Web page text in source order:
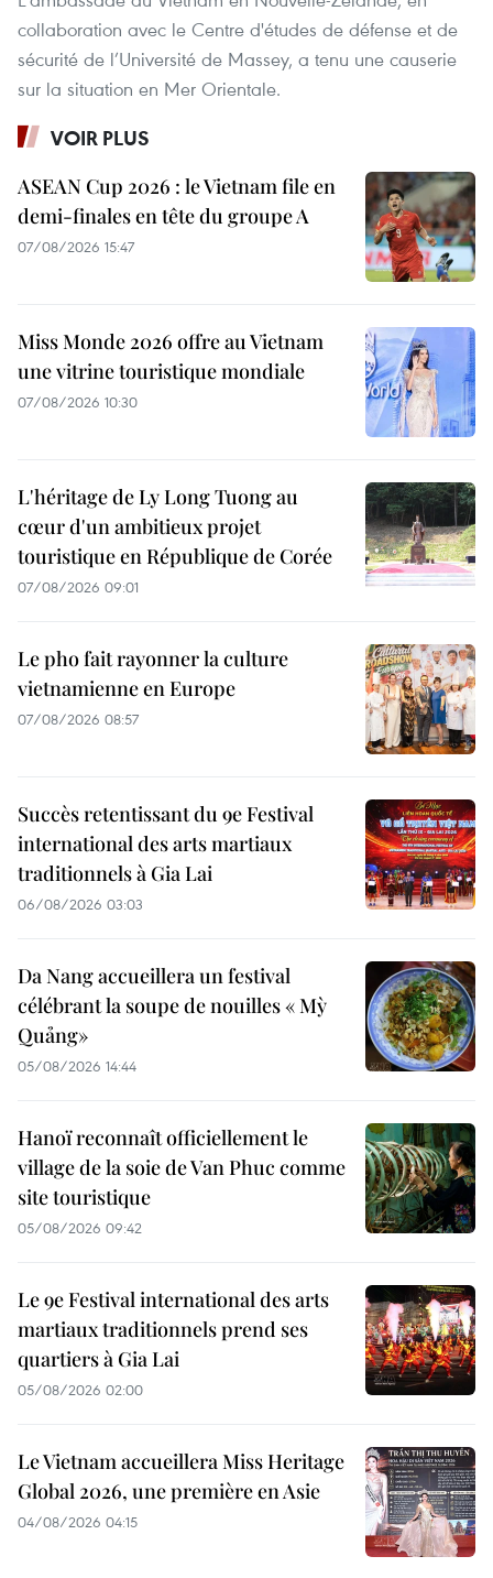
collaboration avec le Centre d'études de défense et de
sécurité de l’Université de Massey, a tenu une causerie
sur la situation en Mer Orientale.
VOIR PLUS
ASEAN Cup 2026 : le Vietnam file en
demi-finales en tête du groupe A
07/08/2026 15:47
Miss Monde 2026 offre au Vietnam
une vitrine touristique mondiale
07/08/2026 10:30
L'héritage de Ly Long Tuong au
cœur d'un ambitieux projet
touristique en République de Corée
07/08/2026 09:01
Le pho fait rayonner la culture
vietnamienne en Europe
07/08/2026 08:57
Succès retentissant du 9e Festival
international des arts martiaux
traditionnels à Gia Lai
06/08/2026 03:03
Da Nang accueillera un festival
célébrant la soupe de nouilles « Mỳ
Quảng»
05/08/2026 14:44
Hanoï reconnaît officiellement le
village de la soie de Van Phuc comme
site touristique
05/08/2026 09:42
Le 9e Festival international des arts
martiaux traditionnels prend ses
quartiers à Gia Lai
05/08/2026 02:00
Le Vietnam accueillera Miss Heritage
Global 2026, une première en Asie
04/08/2026 04:15